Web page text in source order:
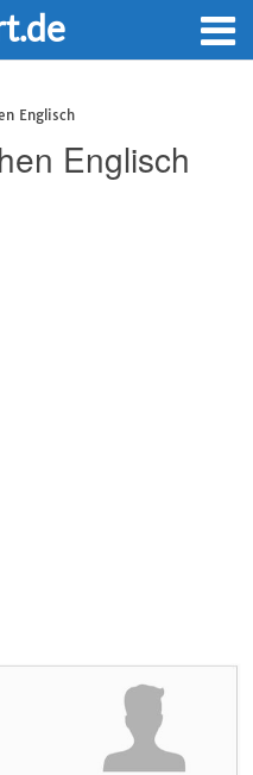
Englisch
Englisch